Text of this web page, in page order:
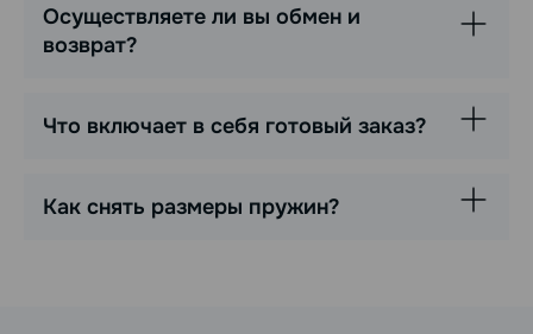
Осуществляете ли вы обмен и
возврат?
Что включает в себя готовый заказ?
Как снять размеры пружин?